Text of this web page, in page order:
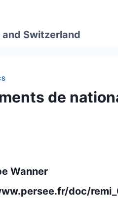
Switzerland
de
Wanner
doc/